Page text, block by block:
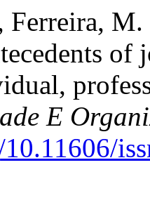
Ferreira,
of
E